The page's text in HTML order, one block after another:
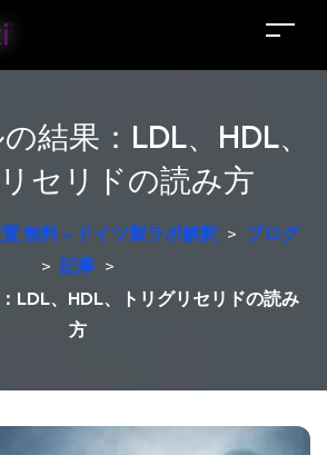
結果：LDL、HDL、
セリドの読み方
無料 – ドイツ製ラボ解釈 > ブログ
> 記事 >
LDL、HDL、トリグリセリドの読み
方